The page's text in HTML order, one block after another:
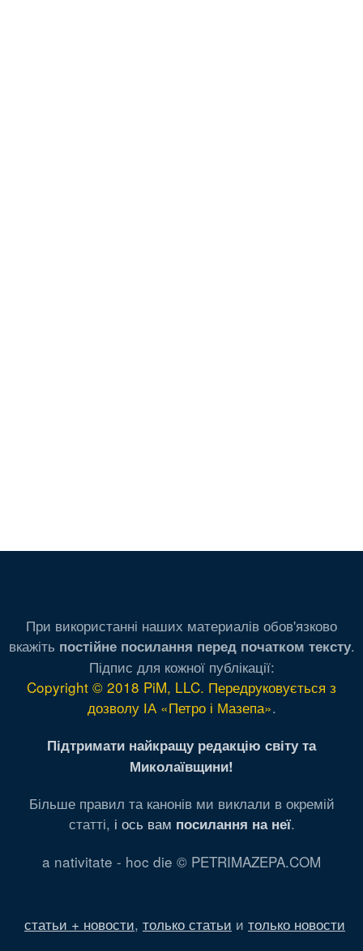
При використанні наших материалів обов'язково
вкажіть постійне посилання перед початком тексту.
Підпис для кожної публікації:
Copyright © 2018 PiM, LLC. Передруковується з
дозволу ІА «Петро і Мазепа».
Підтримати найкращу редакцію світу та
Миколаївщини!
Більше правил та канонів ми виклали в окремій
статті, і ось вам посилання на неї.
a nativitate - hoc die © PETRIMAZEPA.COM
статьи + новости, только статьи и только новости